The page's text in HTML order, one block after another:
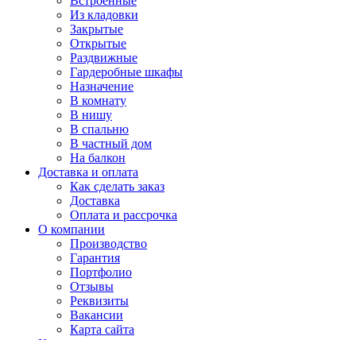
Из кладовки
Закрытые
Открытые
Раздвижные
Гардеробные шкафы
Назначение
В комнату
В нишу
В спальню
В частный дом
На балкон
Доставка и оплата
Как сделать заказ
Доставка
Оплата и рассрочка
О компании
Производство
Гарантия
Портфолио
Отзывы
Реквизиты
Вакансии
Карта сайта